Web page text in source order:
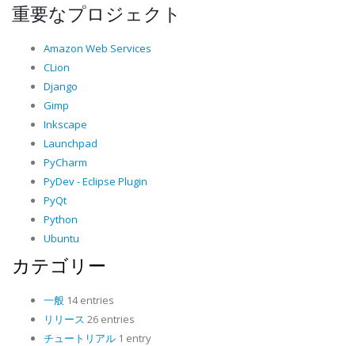
重要なプロジェクト
Amazon Web Services
CLion
Django
Gimp
Inkscape
Launchpad
PyCharm
PyDev - Eclipse Plugin
PyQt
Python
Ubuntu
カテゴリー
一般 14 entries
リリース 26 entries
チュートリアル 1 entry